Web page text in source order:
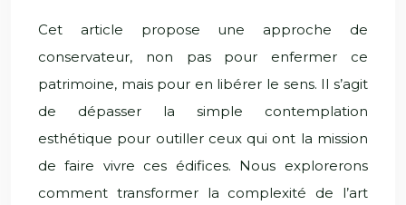
Cet article propose une approche de
conservateur, non pas pour enfermer ce
patrimoine, mais pour en libérer le sens. Il s’agit
de dépasser la simple contemplation
esthétique pour outiller ceux qui ont la mission
de faire vivre ces édifices. Nous explorerons
comment transformer la complexité de l’art